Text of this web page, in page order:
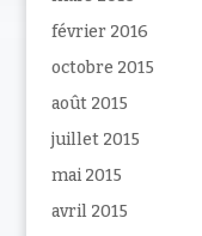
février 2016
octobre 2015
août 2015
juillet 2015
mai 2015
avril 2015